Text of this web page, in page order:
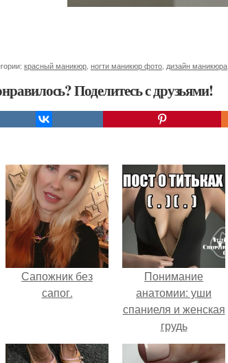
красный маникюр ногти маникюр фото дизайн маникюра
Поделитесь с друзьями!
Сапожник без
сапог.
Понимание
анатомии: уши
спаниеля и женская
грудь